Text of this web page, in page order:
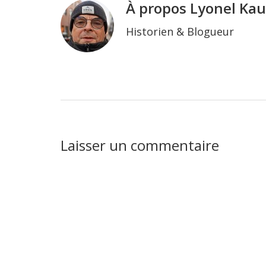
À propos Lyonel
Historien & Blogueur
Interactions
Laisser un commentaire